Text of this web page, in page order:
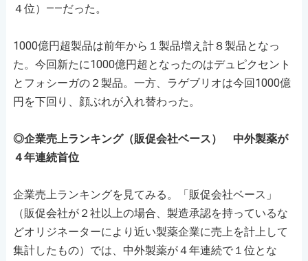
４位）――だった。
1000億円超製品は前年から１製品増え計８製品となっ
た。今回新たに1000億円超となったのはデュピクセント
とフォシーガの２製品。一方、ラゲブリオは今回1000億
円を下回り、顔ぶれが入れ替わった。
◎企業売上ランキング（販促会社ベース） 中外製薬が
４年連続首位
企業売上ランキングを見てみる。「販促会社ベース」
（販促会社が２社以上の場合、製造承認を持っているな
どオリジネーターにより近い製薬企業に売上を計上して
集計したもの）では、中外製薬が４年連続で１位とな